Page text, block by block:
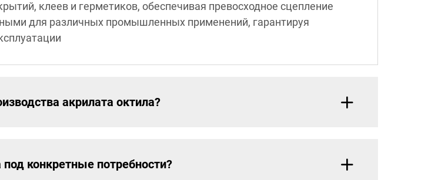
клеев и герметиков, обеспечивая превосходное сцепление
для различных промышленных применений, гарантируя
акрилата октила?
конкретные потребности?